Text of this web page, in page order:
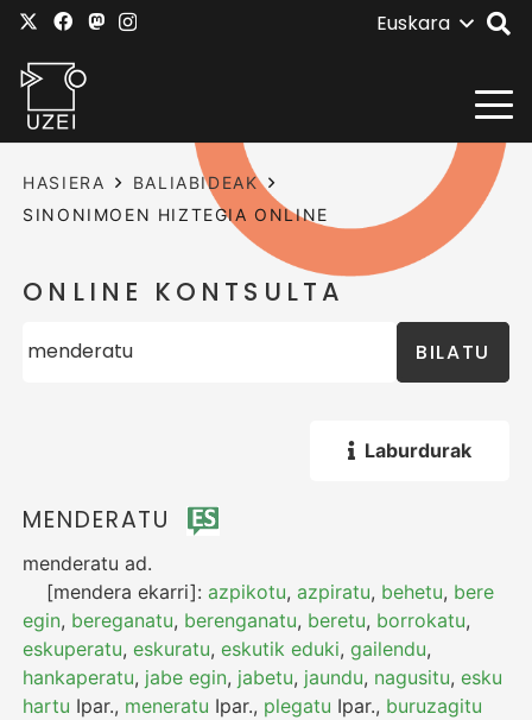
Euskara
HASIERA
BALIABIDEAK
SINONIMOEN HIZTEGIA ONLINE
ONLINE KONTSULTA
BILATU
Laburdurak
MENDERATU
menderatu ad.
[mendera ekarri]:azpikotu,azpiratu, behetu, bere
egin, bereganatu, berenganatu, beretu, borrokatu,
eskuperatu,eskuratu,eskutik eduki,gailendu,
hankaperatu, jabe egin, jabetu, jaundu, nagusitu,esku
hartu Ipar., meneratu Ipar., plegatu Ipar., buruzagitu